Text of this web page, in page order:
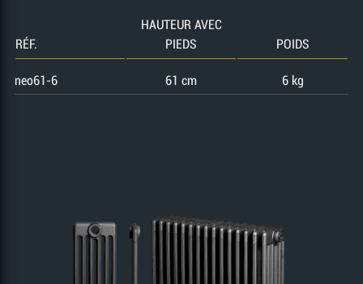
RÉF.
HAUTEUR AVEC
PIEDS
POIDS
neo61-6 61 cm 6 kg